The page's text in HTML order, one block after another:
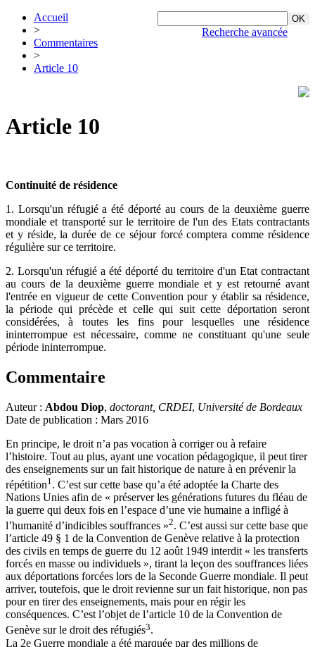
Recherche avancée
Accueil
>
Commentaires
>
Article 10
Article 10
Continuité de résidence
1. Lorsqu'un réfugié a été déporté au cours de la deuxième guerre
mondiale et transporté sur le territoire de l'un des Etats contractants
et y réside, la durée de ce séjour forcé comptera comme résidence
régulière sur ce territoire.
2. Lorsqu'un réfugié a été déporté du territoire d'un Etat contractant
au cours de la deuxième guerre mondiale et y est retourné avant
l'entrée en vigueur de cette Convention pour y établir sa résidence,
la période qui précède et celle qui suit cette déportation seront
considérées, à toutes les fins pour lesquelles une résidence
ininterrompue est nécessaire, comme ne constituant qu'une seule
période ininterrompue.
Commentaire
Auteur : Abdou Diop, doctorant, CRDEI, Université de Bordeaux
Date de publication : Mars 2016
En principe, le droit n’a pas vocation à corriger ou à refaire
l’histoire. Tout au plus, ayant une vocation pédagogique, il peut tirer
des enseignements sur un fait historique de nature à en prévenir la
répétition1 . C’est sur cette base qu’a été adoptée la Charte des
Nations Unies afin de « préserver les générations futures du fléau de
la guerre qui deux fois en l’espace d’une vie humaine a infligé à
l’humanité d’indicibles souffrances »2. C’est aussi sur cette base que
l’article 49 § 1 de la Convention de Genève relative à la protection
des civils en temps de guerre du 12 août 1949 interdit « les transferts
forcés en masse ou individuels », tirant la leçon des souffrances liées
aux déportations forcées lors de la Seconde Guerre mondiale. Il peut
arriver, toutefois, que le droit revienne sur un fait historique, non pas
pour en tirer des enseignements, mais pour en régir les
conséquences. C’est l’objet de l’article 10 de la Convention de
Genève sur le droit des réfugiés3.
La 2e Guerre mondiale a été marquée par des millions de